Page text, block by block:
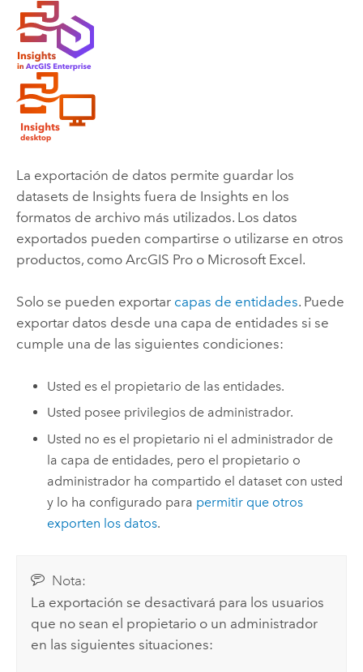
La exportación de datos permite guardar los
datasets de Insights fuera de Insights en los
formatos de archivo más utilizados. Los datos
exportados pueden compartirse o utilizarse en otros
productos, como ArcGIS Proo Microsoft Excel.
Solo se pueden exportar capas de entidades. Puede
exportar datos desde una capa de entidades si se
cumple una de las siguientes condiciones:
Usted es el propietario de las entidades.
Usted posee privilegios de administrador.
Usted no es el propietario ni el administrador de
la capa de entidades, pero el propietario o
administrador ha compartido el dataset con usted
y lo ha configurado para permitir que otros
exporten los datos.
Nota:
La exportación se desactivará para los usuarios
que no sean el propietario o un administrador
en las siguientes situaciones: